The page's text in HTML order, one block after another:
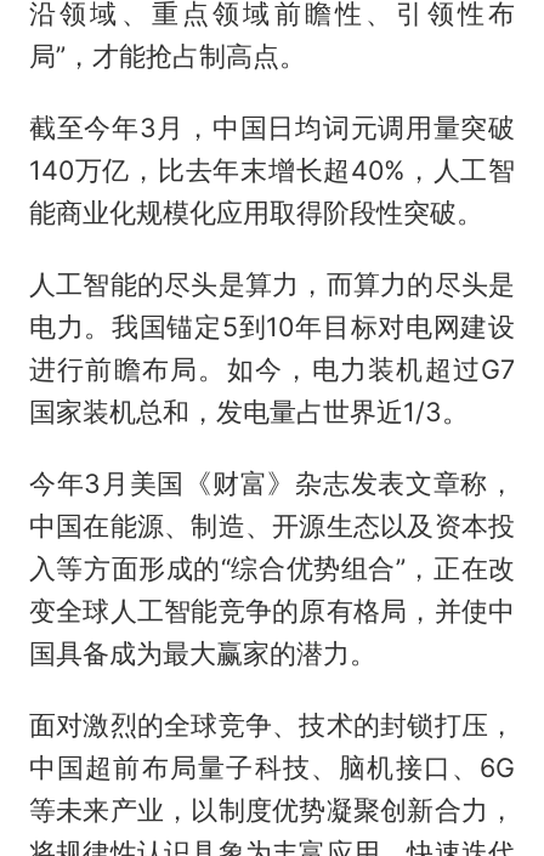
沿领域、重点领域前瞻性、引领性布
局”，才能抢占制高点。
截至今年3月，中国日均词元调用量突破
140万亿，比去年末增长超40%，人工智
能商业化规模化应用取得阶段性突破。
人工智能的尽头是算力，而算力的尽头是
电力。我国锚定5到10年目标对电网建设
进行前瞻布局。如今，电力装机超过G7
国家装机总和，发电量占世界近1/3。
今年3月美国《财富》杂志发表文章称，
中国在能源、制造、开源生态以及资本投
入等方面形成的“综合优势组合”，正在改
变全球人工智能竞争的原有格局，并使中
国具备成为最大赢家的潜力。
面对激烈的全球竞争、技术的封锁打压，
中国超前布局量子科技、脑机接口、6G
等未来产业，以制度优势凝聚创新合力，